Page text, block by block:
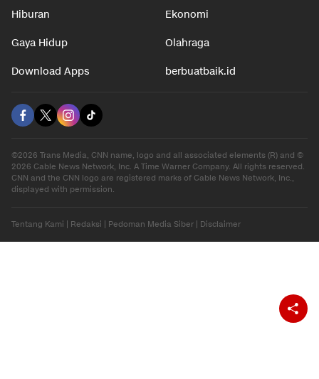
Hiburan Ekonomi
Gaya Hidup Olahraga
Download Apps berbuatbaik.id
©2026 Trans Media, CNN name, logo and all associated elements (R) and ©
2026 Cable News Network, Inc. A Time Warner Company. All rights reserved.
CNN and the CNN logo are registered marks of Cable News Network, Inc.,
displayed with permission.
Tentang Kami Redaksi Pedoman Media Siber Disclaimer